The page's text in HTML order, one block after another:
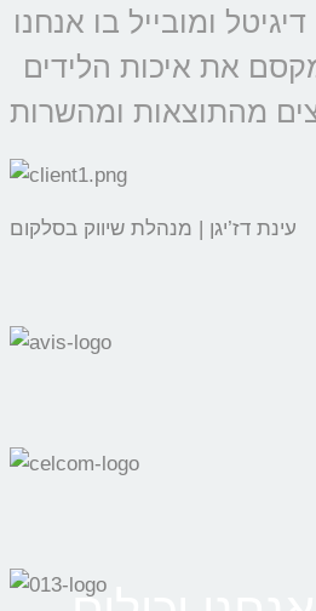
ומובייל בו אנחנו
את איכות הלידים
עינת דז’יגן | מנהלת שיווק בסלקום